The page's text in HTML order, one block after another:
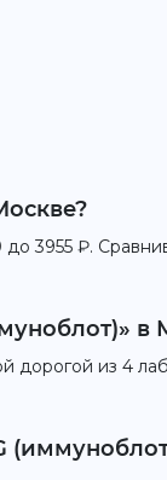
3955 ₽.
в
дорогой из 4